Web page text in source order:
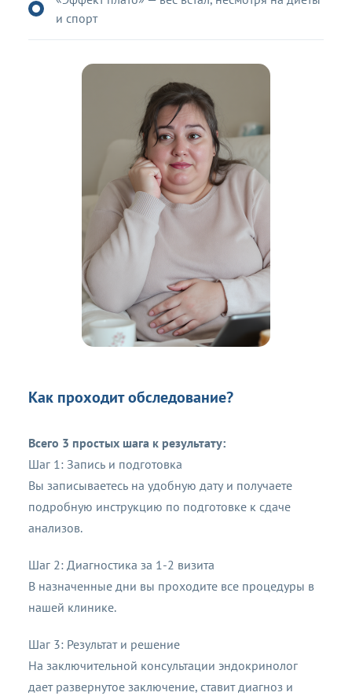
и спорт
Как проходит обследование?
Всего 3 простых шага к результату:
Шаг 1: Запись и подготовка
Вы записываетесь на удобную дату и получаете
подробную инструкцию по подготовке к сдаче
анализов.
Шаг 2: Диагностика за 1-2 визита
В назначенные дни вы проходите все процедуры в
нашей клинике.
Шаг 3: Результат и решение
На заключительной консультации эндокринолог
дает развернутое заключение, ставит диагноз и